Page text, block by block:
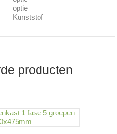
optie
Kunststof
producten